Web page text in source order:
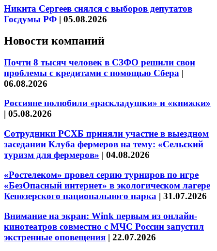
Никита Сергеев снялся с выборов депутатов
Госдумы РФ | 05.08.2026
Новости компаний
Почти 8 тысяч человек в СЗФО решили свои
проблемы с кредитами с помощью Сбера |
06.08.2026
Россияне полюбили «раскладушки» и «книжки»
| 05.08.2026
Сотрудники РСХБ приняли участие в выездном
заседании Клуба фермеров на тему: «Сельский
туризм для фермеров» | 04.08.2026
«Ростелеком» провел серию турниров по игре
«БезОпасный интернет» в экологическом лагере
Кенозерского национального парка | 31.07.2026
Внимание на экран: Wink первым из онлайн-
кинотеатров совместно с МЧС России запустил
экстренные оповещения | 22.07.2026